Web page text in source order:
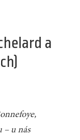
a
– u nás